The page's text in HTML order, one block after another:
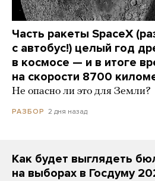
Часть ракеты SpaceX
с автобус!) целый год
в космосе — и в итоге
на скорости 8700
Не опасно ли это для Земли?
РАЗБОР 2 дня назад
Как будет выглядеть
на выборах в Госдуму